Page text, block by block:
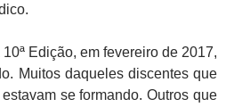
Edição, em fevereiro de 2017,
Muitos daqueles discentes que
se formando. Outros que